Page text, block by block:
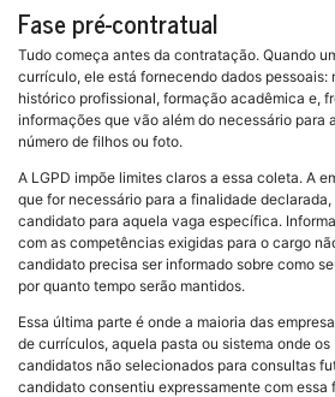
Fase pré-contratual
Tudo começa antes da contratação. Quando
currículo, ele está fornecendo dados pessoais:
histórico profissional, formação acadêmica e,
informações que vão além do necessário para
número de filhos ou foto.
A LGPD impõe limites claros a essa coleta. A
que for necessário para a finalidade
candidato para aquela vaga específica.
com as competências exigidas para o cargo
candidato precisa ser informado sobre como
por quanto tempo serão mantidos.
Essa última parte é onde a maioria das
de currículos, aquela pasta ou sistema onde
candidatos não selecionados para consultas
candidato consentiu expressamente com essa